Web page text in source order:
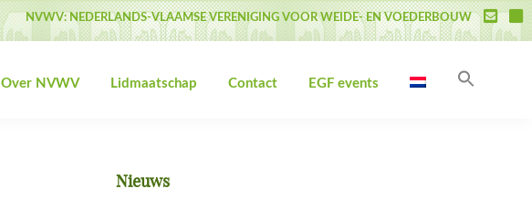
NVWV: NEDERLANDS-VLAAMSE VERENIGING VOOR WEIDE- EN VOEDERBOUW
Over NVWV Lidmaatschap Contact EGF events
Primaire
Nieuws